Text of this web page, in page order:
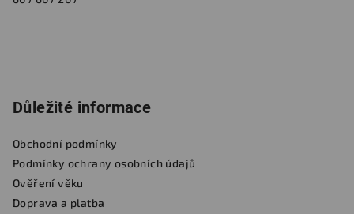
Důležité informace
Obchodní podmínky
Podmínky ochrany osobních údajů
Ověření věku
Doprava a platba